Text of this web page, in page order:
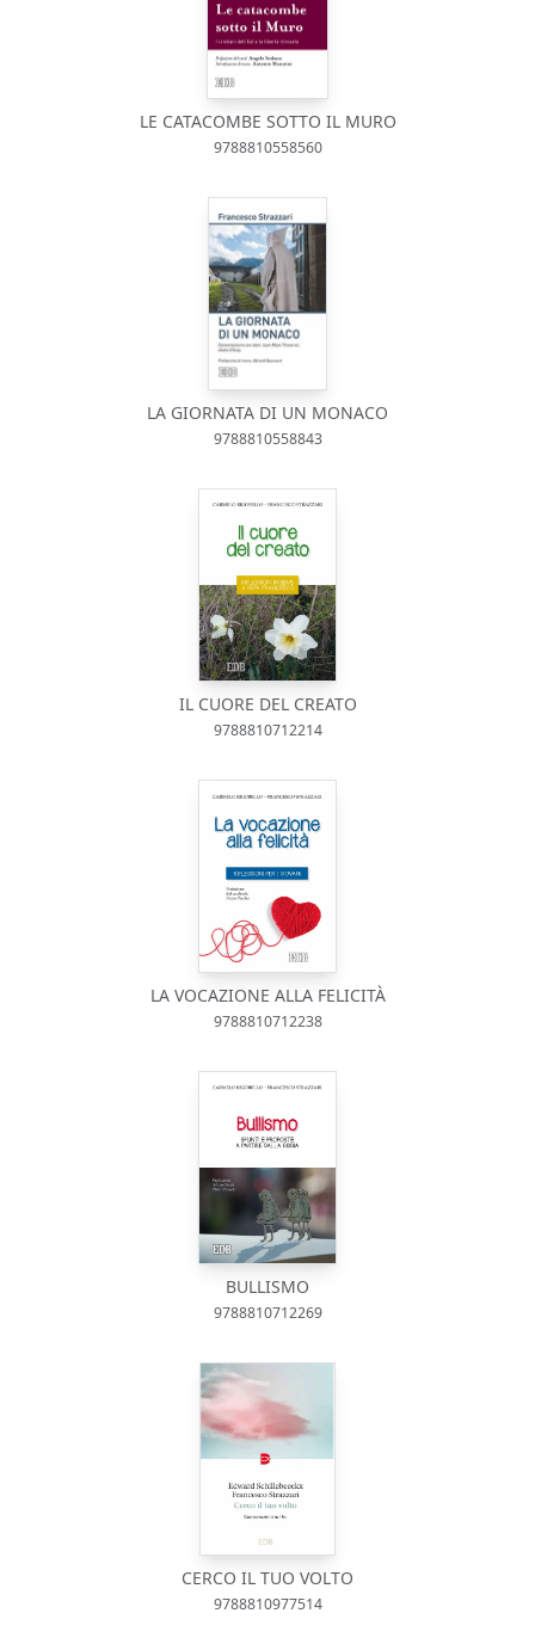
LE CATACOMBE SOTTO IL MURO
9788810558560
LA GIORNATA DI UN MONACO
9788810558843
IL CUORE DEL CREATO
9788810712214
LA VOCAZIONE ALLA FELICITÀ
9788810712238
BULLISMO
9788810712269
CERCO IL TUO VOLTO
9788810977514